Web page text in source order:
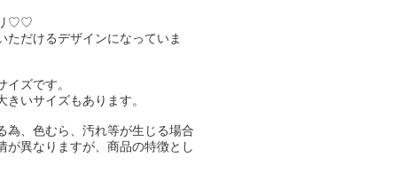
リ♡♡
ただけるデザインになっていま
ズです。
いサイズもあります。
為、色むら、汚れ等が生じる場合
が異なりますが、商品の特徴とし